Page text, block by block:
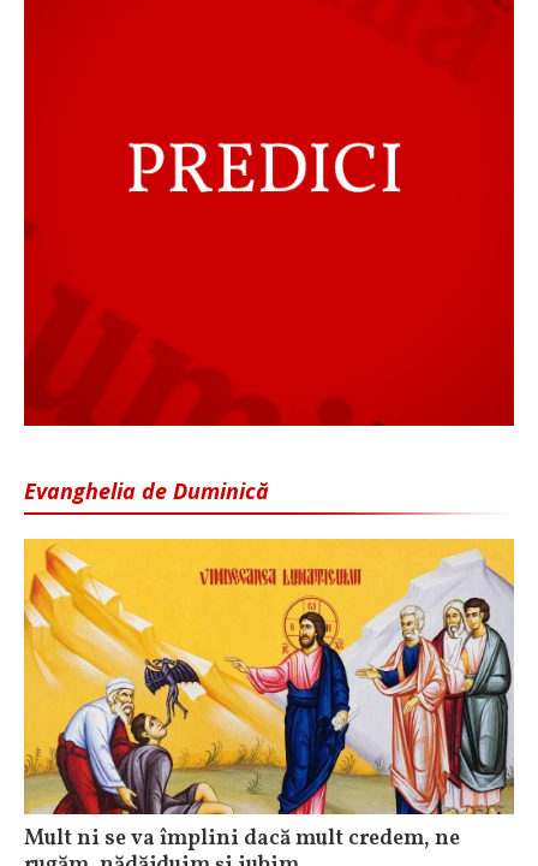
Evanghelia de Duminică
Mult ni se va împlini dacă mult credem, ne